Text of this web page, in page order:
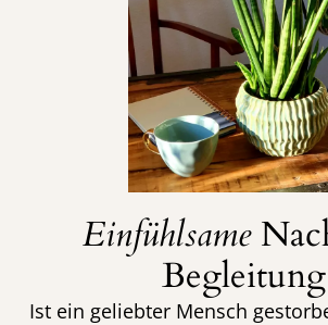
Einfühlsame
Begleitung
Ist ein geliebter Mensch